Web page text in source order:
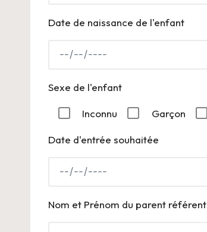
Date de naissance de l'enfant
Sexe de l'enfant
Inconnu Garçon
Date d'entrée souhaitée
Nom et Prénom du parent référent